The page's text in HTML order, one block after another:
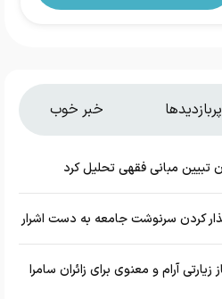
پربازدیدها خبر خوب
تبیین مبانی فقهی تحلیل کرد
کردن سرنوشت جامعه به دست اشرار
آرام و معنوی برای زائران سامرا